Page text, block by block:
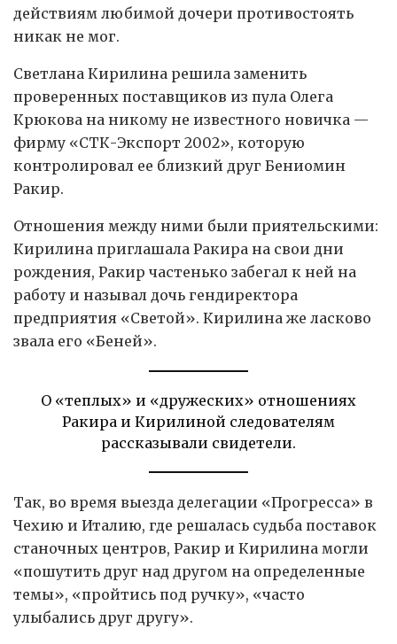
действиям любимой дочери противостоять
никак не мог.
Светлана Кирилина решила заменить
проверенных поставщиков из пула Олега
Крюкова на никому не известного новичка —
фирму «СТК-Экспорт 2002», которую
контролировал ее близкий друг Бениомин
Ракир.
Отношения между ними были приятельскими:
Кирилина приглашала Ракира на свои дни
рождения, Ракир частенько забегал к ней на
работу и называл дочь гендиректора
предприятия «Светой». Кирилина же ласково
звала его «Беней».
О «теплых» и «дружеских» отношениях
Ракира и Кирилиной следователям
рассказывали свидетели.
Так, во время выезда делегации «Прогресса» в
Чехию и Италию, где решалась судьба поставок
станочных центров, Ракир и Кирилина могли
«пошутить друг над другом на определенные
темы», «пройтись под ручку», «часто
улыбались друг другу».